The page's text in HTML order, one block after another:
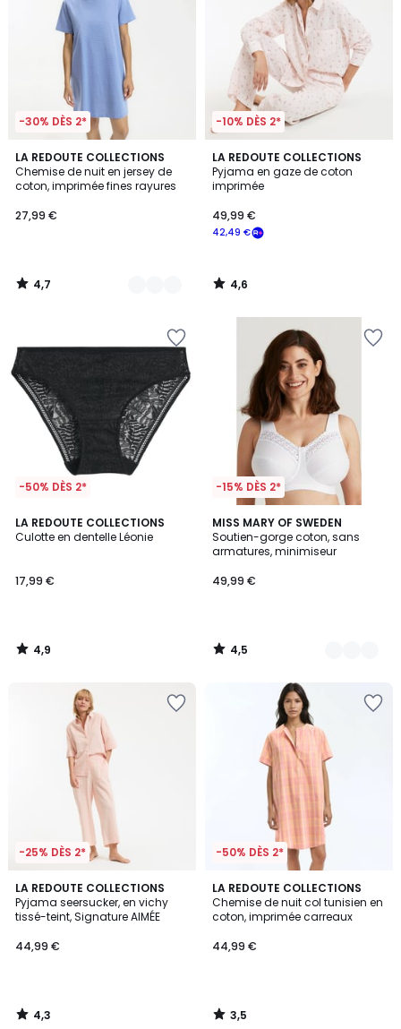
-30% DÈS 2*
LA REDOUTE COLLECTIONS
Chemise de nuit en jersey de
coton, imprimée fines rayures
27,99 €
4,7
/ 5
2
Couleurs
4,7
/
-10% DÈS 2*
LA REDOUTE COLLECTIONS
Pyjama en gaze de coton
imprimée
42,49 €
49,99 €
4,6
/ 5
4,6
/
-50% DÈS 2*
LA REDOUTE COLLECTIONS
Culotte en dentelle Léonie
17,99 €
4,9
/ 5
4,9
/
-15% DÈS 2*
MISS MARY OF SWEDEN
Soutien-gorge coton, sans
armatures, minimiseur
49,99 €
4,5
/ 5
6
Couleurs
4,5
/
-25% DÈS 2*
LA REDOUTE COLLECTIONS
Pyjama seersucker, en vichy
tissé-teint, Signature AIMÉE
44,99 €
4,3
/ 5
4,3
/
-50% DÈS 2*
LA REDOUTE COLLECTIONS
Chemise de nuit col tunisien en
coton, imprimée carreaux
44,99 €
3,5
/ 5
3,5
/